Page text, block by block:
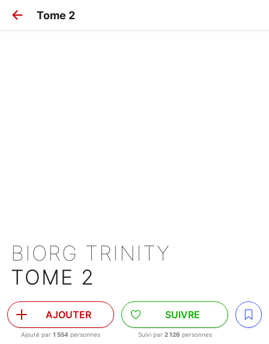
Tome 2
BIORG TRINITY
TOME 2
AJOUTER
Ajouté par 1 554 personnes
SUIVRE
Suivi par 2 126 personnes